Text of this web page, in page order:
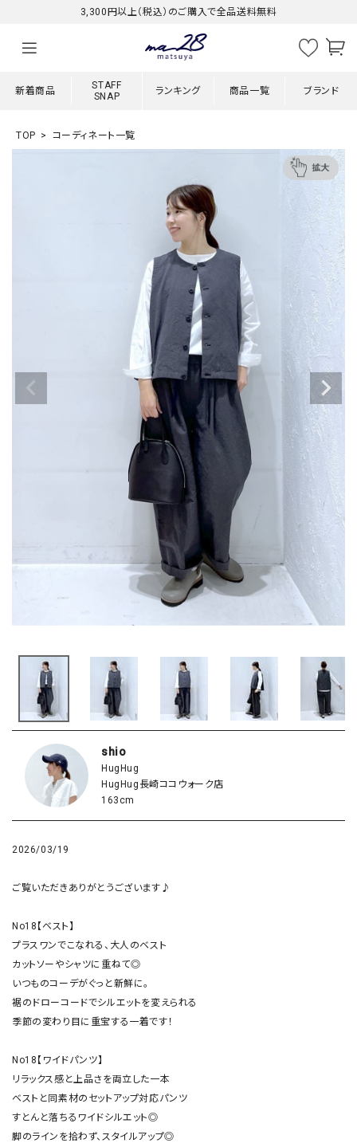
3,300円以上（税込）のご購入で全品送料無料
新着商品
STAFF
SNAP
ランキング 商品一覧 ブランド
TOP コーディネート一覧
shio
HugHug
HugHug長崎ココウォーク店
163cm
2026/03/19
ご覧いただきありがとうございます♪
No18【ベスト】
プラスワンでこなれる、大人のベスト
カットソーやシャツに重ねて◎
いつものコーデがぐっと新鮮に。
裾のドローコードでシルエットを変えられる
季節の変わり目に重宝する一着です！
No18【ワイドパンツ】
リラックス感と上品さを両立した一本
ベストと同素材のセットアップ対応パンツ
すとんと落ちるワイドシルエット◎
脚のラインを拾わず、スタイルアップ◎